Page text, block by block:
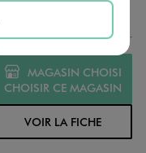
MAGASIN CHOISI
CHOISIR CE MAGASIN
VOIR LA FICHE